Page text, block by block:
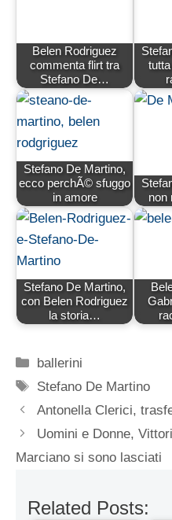
Belen Rodriguez
commenta flirt tra
Stefano De…
Stefano De Martino,
ecco perchÃ© sfuggo
in amore
non
Stefano De Martino,
con Belen Rodriguez
la storia…
Categorie
ballerini
Tag
Stefano De Martino
Antonella Clerici,
Uomini e Donne,
Marciano si sono lasciati
Related Posts: